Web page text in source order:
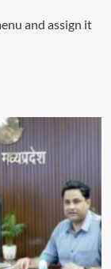
and assign it